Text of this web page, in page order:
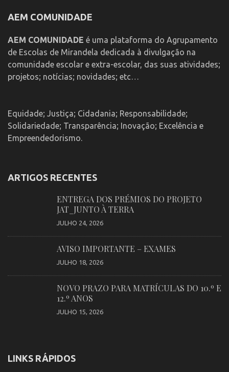
AEM COMUNIDADE
AEM COMUNIDADE é uma plataforma do Agrupamento
de Escolas de Mirandela dedicada à divulgação na
comunidade escolar e extra-escolar, das suas atividades;
projetos; notícias; novidades; etc…
Equidade; Justiça; Cidadania; Responsabilidade;
Solidariedade; Transparência; Inovação; Excelência e
Empreendedorismo.
ARTIGOS RECENTES
ENTREGA DOS PRÉMIOS DO PROJETO
JAT_JUNTO À TERRA
JULHO 24, 2026
AVISO IMPORTANTE – EXAMES
JULHO 18, 2026
NOVO PRAZO PARA MATRÍCULAS DO 10.º E
12.º ANOS
JULHO 15, 2026
LINKS RÁPIDOS